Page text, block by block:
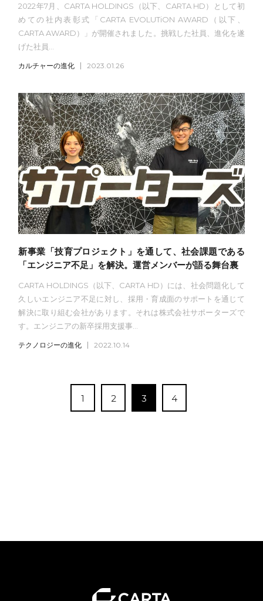
2022年7月、CARTA HOLDINGS（以下、CARTA HD）として初
めての社内表彰式「CARTA EVOLUTiON AWARD（以下、
CARTA AWARD）」が開催されました。挑戦した社員、進化を遂
げた社員...
カルチャーの進化 2023.01.26
新事業「技育プロジェクト」を通して、社会課題である
「エンジニア不足」を解決。運営メンバーが語る舞台裏
CARTA HOLDINGS（以下、CARTA HD）には、社会問題化して
久しいエンジニア不足に対し、採用・育成面のサポートを通じて
解決に取り組む会社があります。それは株式会社サポーターズで
す。エンジニアの新卒採用支援事...
テクノロジーの進化 2022.10.14
1 2 3 4